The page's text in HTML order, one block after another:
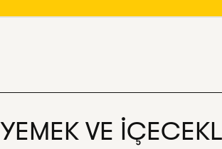
YEMEK VE